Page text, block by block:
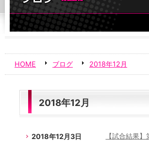
HOME ブログ 2018年12月
2018年12月
2018年12月3日 【試合結果